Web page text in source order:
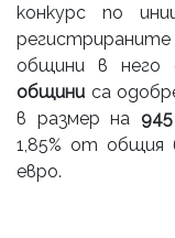
конкурс по
общини в него
общини са
в размер на
1,85% от общия
евро.